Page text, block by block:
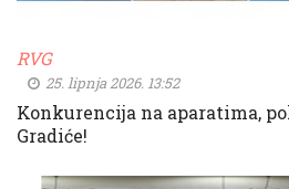
RVG
25. lipnja 2026. 13:52
Konkurencija na aparatima,
Gradiće!